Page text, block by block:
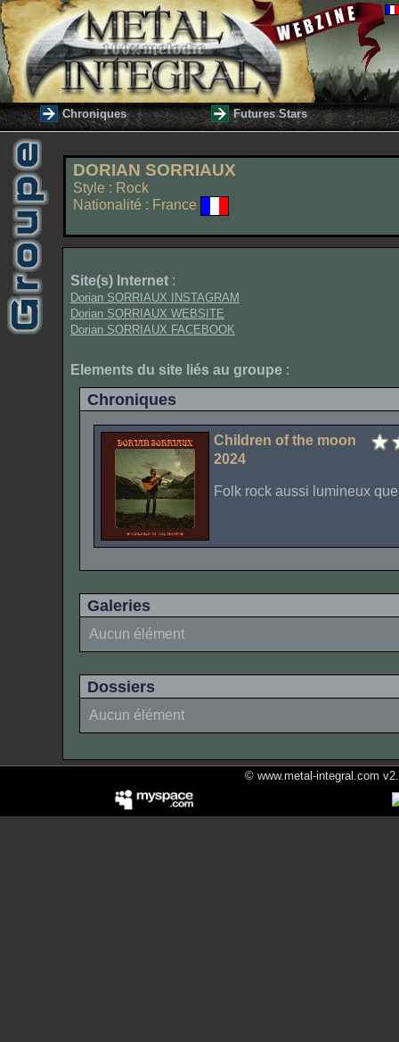
Chroniques Futures Stars
DORIAN SORRIAUX
Style : Rock
Nationalité : France
Site(s) Internet :
Dorian SORRIAUX INSTAGRAM
Dorian SORRIAUX WEBSITE
Dorian SORRIAUX FACEBOOK
Elements du site liés au groupe :
Chroniques
Children of the moon
2024
Folk rock aussi lumineux
Galeries
Aucun élément
Dossiers
Aucun élément
© www.metal-integral.com